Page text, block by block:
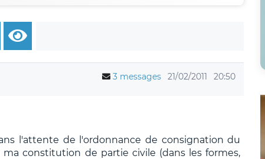
3 messages 21/02/2011 20:50
l'attente de l'ordonnance de consignation du
constitution de partie civile (dans les formes,